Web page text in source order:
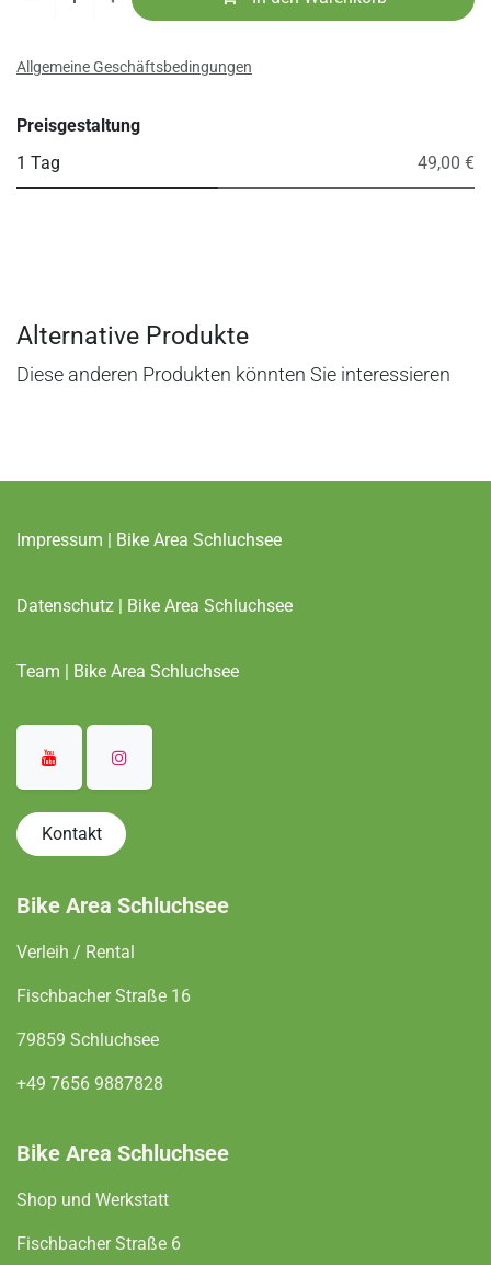
Allgemeine Geschäftsbedingungen
Preisgestaltung
1 Tag
49,00 €
Alternative Produkte
Diese anderen Produkten könnten Sie interessieren
Impressum | Bike Area Schluchsee
Datenschutz | Bike Area Schluchsee
Team | Bike Area Schluchsee
Kontakt
Bike Area Schluchsee
Verleih / Rental
Fischbacher Straße 16
79859 Schluchsee
+49 7656 9887828
Bike Area Schluchsee
Shop und Werkstatt
Fischbacher Straße 6